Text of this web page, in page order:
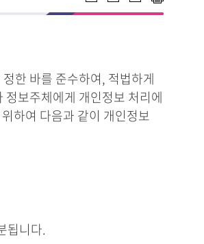
한 바를 준수하여, 적법하게
보주체에게 개인정보 처리에
하여 다음과 같이 개인정보
됩니다.